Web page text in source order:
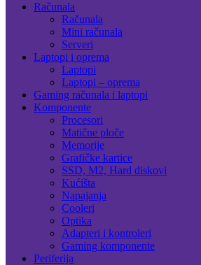
Računala
Računala
Mini računala
Serveri
Laptopi i oprema
Laptopi
Laptopi – oprema
Gaming računala i laptopi
Komponente
Procesori
Matične ploče
Memorije
Grafičke kartice
SSD, M2, Hard diskovi
Kućišta
Napajanja
Cooleri
Optika
Adapteri i kontroleri
Gaming komponente
Periferija